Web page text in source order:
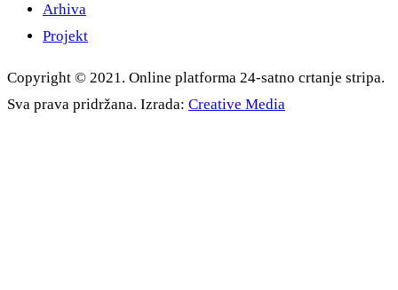
Arhiva
Projekt
Copyright © 2021. Online platforma 24-satno crtanje stripa.
Sva prava pridržana. Izrada: Creative Media